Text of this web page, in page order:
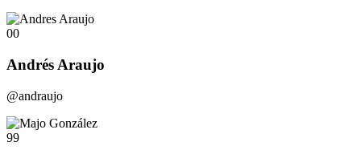
00
Andrés Araujo
@andraujo
99